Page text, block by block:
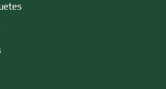
en General